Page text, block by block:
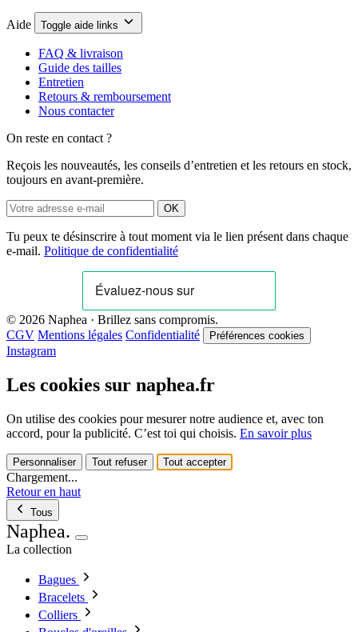
Aide Toggle aide links
FAQ & livraison
Guide des tailles
Entretien
Retours & remboursement
Nous contacter
On reste en contact ?
Reçois les nouveautés, les conseils d’entretien et les retours en stock,
toujours en avant-première.
OK
Tu peux te désinscrire à tout moment via le lien présent dans chaque
e-mail. Politique de confidentialité
© 2026 Naphea · Brillez sans compromis.
CGV Mentions légales Confidentialité Préférences cookies
Instagram
Les cookies sur naphea.fr
On utilise des cookies pour mesurer notre audience et, avec ton
accord, pour la publicité. C’est toi qui choisis. En savoir plus
Personnaliser Tout refuser Tout accepter
Chargement...
Retour en haut
Tous
Naphea.
La collection
Bagues
Bracelets
Colliers